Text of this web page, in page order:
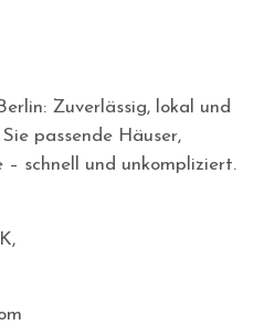
Zuverlässig, lokal und
passende Häuser,
– schnell und unkompliziert.